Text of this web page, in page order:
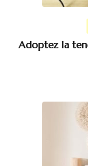
Adoptez la